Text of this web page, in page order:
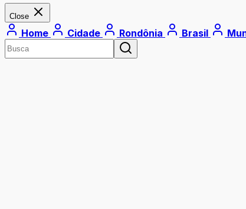
Close
Home Cidade Rondônia Brasil